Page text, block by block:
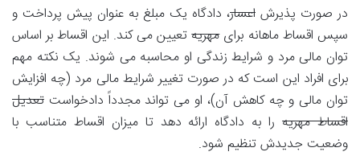
در صورت پذیرش اعسار، دادگاه یک مبلغ به عنوان پیش پرداخت و
سپس اقساط ماهانه برایمهریهتعیین می کند. این اقساط بر اساس
توان مالی مرد و شرایط زندگی او محاسبه می شوند. یک نکته مهم
برای افراد این است که در صورت تغییر شرایط مالی مرد (چه افزایش
توان مالی و چه کاهش آن)، او می تواند مجدداً دادخواست تعدیل
اقساط مهریهرا به دادگاه ارائه دهد تا میزان اقساط متناسب با
وضعیت جدیدش تنظیم شود.